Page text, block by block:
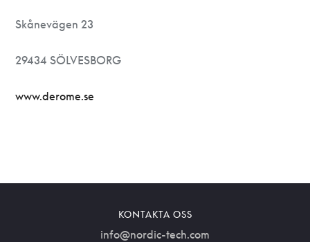
Skånevägen 23
29434 SÖLVESBORG
www.derome.se
KONTAKTA OSS
info@nordic-tech.com